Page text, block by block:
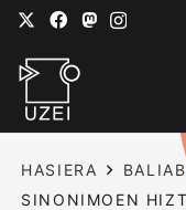
HASIERA
SINONIMOEN